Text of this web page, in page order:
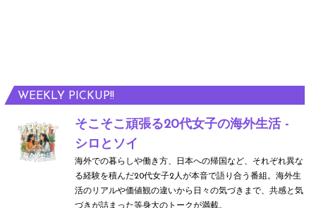
WEEKLY PICKUP!!
そこそこ頑張る20代女子の海外生活 -
シロとソイ
海外での暮らしや働き方、日本への帰国など、それぞれ異な
る経験を積んだ20代女子2人が本音で語り合う番組。海外生
活のリアルや価値観の違いから日々の気づきまで、共感と気
づきが詰まった等身大のトークが満載。